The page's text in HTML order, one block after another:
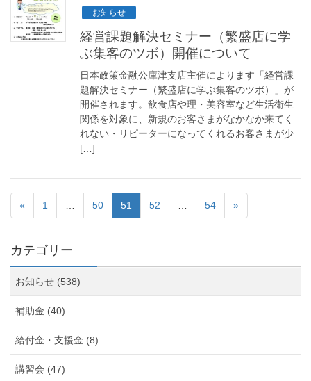
お知らせ
経営課題解決セミナー（繁盛店に学
ぶ集客のツボ）開催について
日本政策金融公庫津支店主催によります「経営課
題解決セミナー（繁盛店に学ぶ集客のツボ）」が
開催されます。飲食店や理・美容室など生活衛生
関係を対象に、新規のお客さまがなかなか来てく
れない・リピーターになってくれるお客さまが少
[…]
« 1 50 51 52 54 »
カテゴリー
お知らせ (538)
補助金 (40)
給付金・支援金 (8)
講習会 (47)